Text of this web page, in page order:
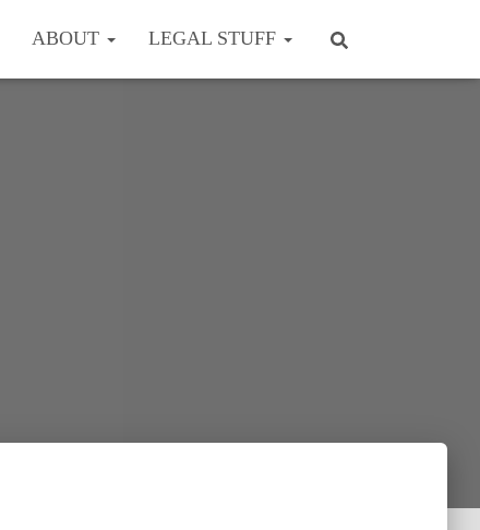
ABOUT LEGAL STUFF